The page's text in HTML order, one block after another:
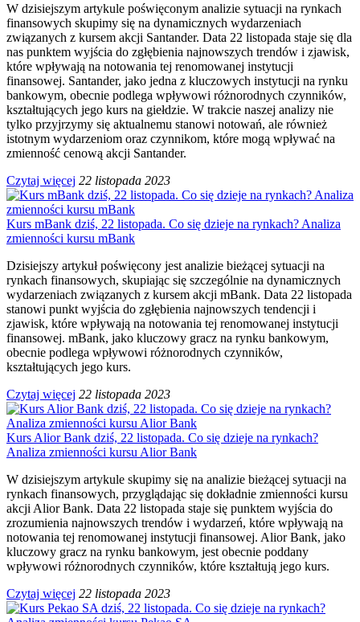
W dzisiejszym artykule poświęconym analizie sytuacji na rynkach
finansowych skupimy się na dynamicznych wydarzeniach
związanych z kursem akcji Santander. Data 22 listopada staje się dla
nas punktem wyjścia do zgłębienia najnowszych trendów i zjawisk,
które wpływają na notowania tej renomowanej instytucji
finansowej. Santander, jako jedna z kluczowych instytucji na rynku
bankowym, obecnie podlega wpływowi różnorodnych czynników,
kształtujących jego kurs na giełdzie. W trakcie naszej analizy nie
tylko przyjrzymy się aktualnemu stanowi notowań, ale również
istotnym wydarzeniom oraz czynnikom, które mogą wpływać na
zmienność cenową akcji Santander.
Czytaj więcej 22 listopada 2023
Kurs mBank dziś, 22 listopada. Co się dzieje na rynkach? Analiza
zmienności kursu mBank
Dzisiejszy artykuł poświęcony jest analizie bieżącej sytuacji na
rynkach finansowych, skupiając się szczególnie na dynamicznych
wydarzeniach związanych z kursem akcji mBank. Data 22 listopada
stanowi punkt wyjścia do zgłębienia najnowszych tendencji i
zjawisk, które wpływają na notowania tej renomowanej instytucji
finansowej. mBank, jako kluczowy gracz na rynku bankowym,
obecnie podlega wpływowi różnorodnych czynników,
kształtujących jego kurs.
Czytaj więcej 22 listopada 2023
Kurs Alior Bank dziś, 22 listopada. Co się dzieje na rynkach?
Analiza zmienności kursu Alior Bank
W dzisiejszym artykule skupimy się na analizie bieżącej sytuacji na
rynkach finansowych, przyglądając się dokładnie zmienności kursu
akcji Alior Bank. Data 22 listopada staje się punktem wyjścia do
zrozumienia najnowszych trendów i wydarzeń, które wpływają na
notowania tej renomowanej instytucji finansowej. Alior Bank, jako
kluczowy gracz na rynku bankowym, jest obecnie poddany
wpływowi różnorodnych czynników, które kształtują jego kurs.
Czytaj więcej 22 listopada 2023